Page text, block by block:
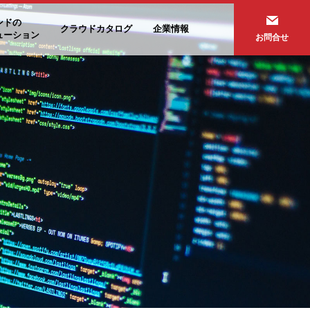
ドの
ーション
クラウドカタログ 企業情報
お問合せ